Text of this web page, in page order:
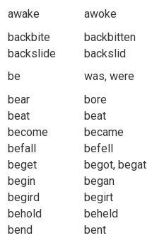
awake
awoke
backbite
backbitten
backslide
backslid
be
was, were
bear
bore
beat
beat
become
became
befall
befell
beget
begot, begat
begin
began
begird
begirt
behold
beheld
bend
bent